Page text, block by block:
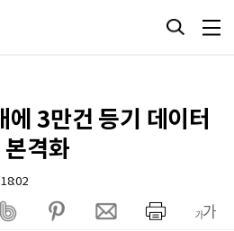
3만건 등기 데이터
격화